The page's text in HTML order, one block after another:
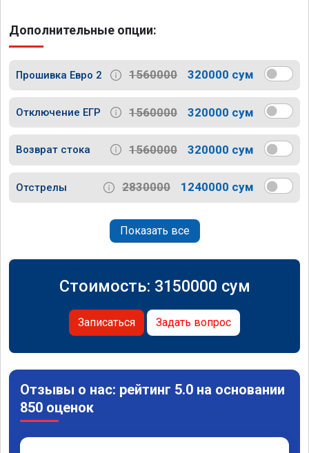
Дополнительные опции:
Прошивка Евро 2 1560000 320000 сум
Отключение ЕГР 1560000 320000 сум
Возврат стока 1560000 320000 сум
Отстрелы 2830000 1240000 сум
Показать все
Стоимость: 3150000 сум
Записаться Задать вопрос
Отзывы о нас: рейтинг 5.0 на основании
850 оценок